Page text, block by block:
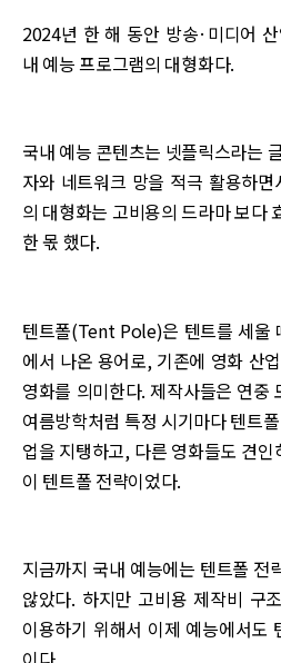
2024년 한 해 동안 방송·미디어
내 예능 프로그램의 대형화다.
국내 예능 콘텐츠는 넷플릭스라는
자와 네트워크 망을 적극 활용하
의 대형화는 고비용의 드라마 보다
한 몫 했다.
텐트폴(Tent Pole)은 텐트를 세울
에서 나온 용어로, 기존에 영화 산
영화를 의미한다. 제작사들은 연중
여름방학처럼 특정 시기마다 텐트
업을 지탱하고, 다른 영화들도 견
이 텐트폴 전략이었다.
지금까지 국내 예능에는 텐트폴 전
않았다. 하지만 고비용 제작비 구
이용하기 위해서 이제 예능에서도